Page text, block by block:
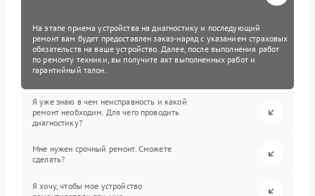
На этапе приема устройства на диагностику и последующий
ремонт вам будет предоставлен заказ-наряд с указанием страховых
обязательств на ваше устройство. Далее, после выполнения работ
по ремонту техники, вы получите акт выполненных работ и
гарантийный талон.
Я уже знаю в чем неисправность и какой
ремонт необходим. Для чего проводить
диагностику?
Мне нужен срочный ремонт. Сможете
сделать?
Я хочу, чтобы мое устройство